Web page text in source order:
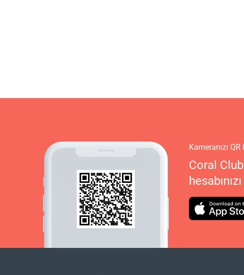
Kameranızı
Coral